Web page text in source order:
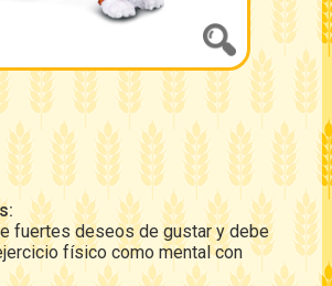
fuertes deseos de gustar y debe
físico como mental con